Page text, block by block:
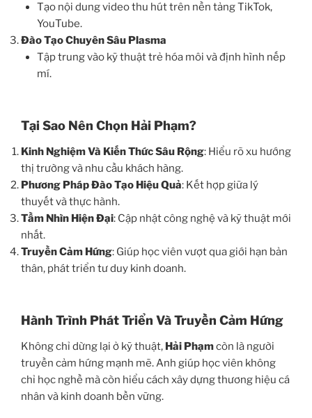
Tạo nội dung video thu hút trên nền tảng TikTok,
YouTube.
Đào Tạo Chuyên Sâu Plasma
Tập trung vào kỹ thuật trẻ hóa môi và định hình nếp
mí.
Tại Sao Nên Chọn Hải Phạm?
Kinh Nghiệm Và Kiến Thức Sâu Rộng: Hiểu rõ xu hướng
thị trường và nhu cầu khách hàng.
Phương Pháp Đào Tạo Hiệu Quả: Kết hợp giữa lý
thuyết và thực hành.
Tầm Nhìn Hiện Đại: Cập nhật công nghệ và kỹ thuật mới
nhất.
Truyền Cảm Hứng: Giúp học viên vượt qua giới hạn bản
thân, phát triển tư duy kinh doanh.
Hành Trình Phát Triển Và Truyền Cảm Hứng
Không chỉ dừng lại ở kỹ thuật, Hải Phạmcòn là người
truyền cảm hứng mạnh mẽ. Anh giúp học viên không
chỉ học nghề mà còn hiểu cách xây dựng thương hiệu cá
nhân và kinh doanh bền vững.